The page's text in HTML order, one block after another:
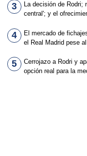
3
La decisión de Rodri;
central'; y el
4
El mercado de
el Real Madrid pese
5
Cerrojazo a Rodri y
opción real para la